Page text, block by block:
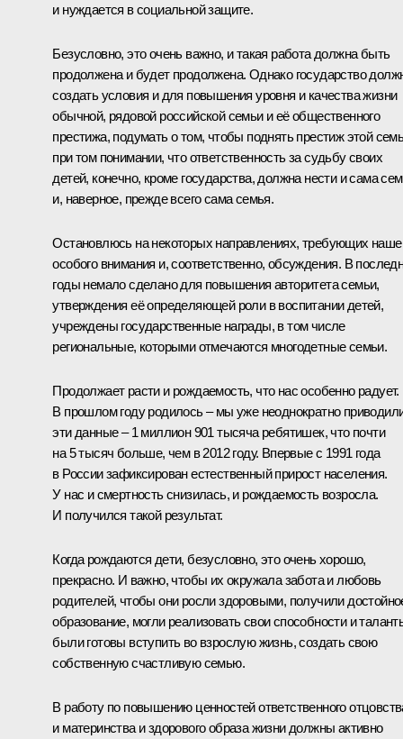
и нуждается в социальной защите.
Безусловно, это очень важно, и такая работа должна быть
продолжена и будет продолжена. Однако государство
создать условия и для повышения уровня и качества жизни
обычной, рядовой российской семьи и её общественного
престижа, подумать о том, чтобы поднять престиж этой
при том понимании, что ответственность за судьбу своих
детей, конечно, кроме государства, должна нести и сама
и, наверное, прежде всего сама семья.
Остановлюсь на некоторых направлениях, требующих
особого внимания и, соответственно, обсуждения. В
годы немало сделано для повышения авторитета семьи,
утверждения её определяющей роли в воспитании детей,
учреждены государственные награды, в том числе
региональные, которыми отмечаются многодетные семьи.
Продолжает расти и рождаемость, что нас особенно радует.
В прошлом году родилось – мы уже неоднократно
эти данные – 1 миллион 901 тысяча ребятишек, что почти
на 5 тысяч больше, чем в 2012 году. Впервые с 1991 года
в России зафиксирован естественный прирост населения.
У нас и смертность снизилась, и рождаемость возросла.
И получился такой результат.
Когда рождаются дети, безусловно, это очень хорошо,
прекрасно. И важно, чтобы их окружала забота и любовь
родителей, чтобы они росли здоровыми, получили
образование, могли реализовать свои способности и
были готовы вступить во взрослую жизнь, создать свою
собственную счастливую семью.
В работу по повышению ценностей ответственного
и материнства и здорового образа жизни должны активно